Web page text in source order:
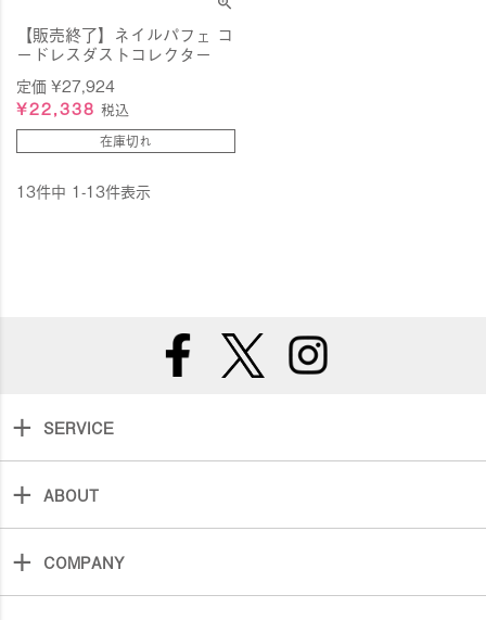
【販売終了】ネイルパフェ コ
ードレスダストコレクター
定価¥27,924
¥22,338 税込
在庫切れ
13件中 1-13件表示
SERVICE
ABOUT
COMPANY